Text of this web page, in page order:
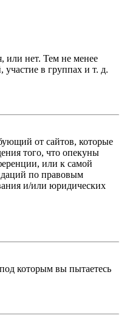
или нет. Тем не менее
в группах и т. д.
от сайтов, которые
того, что опекуны
или к самой
по правовым
и/или юридических
которым вы пытаетесь